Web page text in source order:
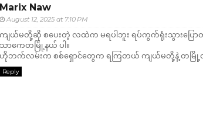
Marix Naw
August 12, 2025 at 7:10 PM
ကျယ်မတို့ဆို စပေးတဲ့ လထဲက မရပါဘူး ရပ်ကွက်ရုံးသွားပြောတ
သာကေတမြို့နယ် ပါ။
ဟိုဘက်လမ်းက စစ်ရှောင်တွေက ရကြတယ် ကျယ်မတို့နဲ့ တမ
Reply